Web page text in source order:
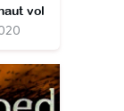
vol